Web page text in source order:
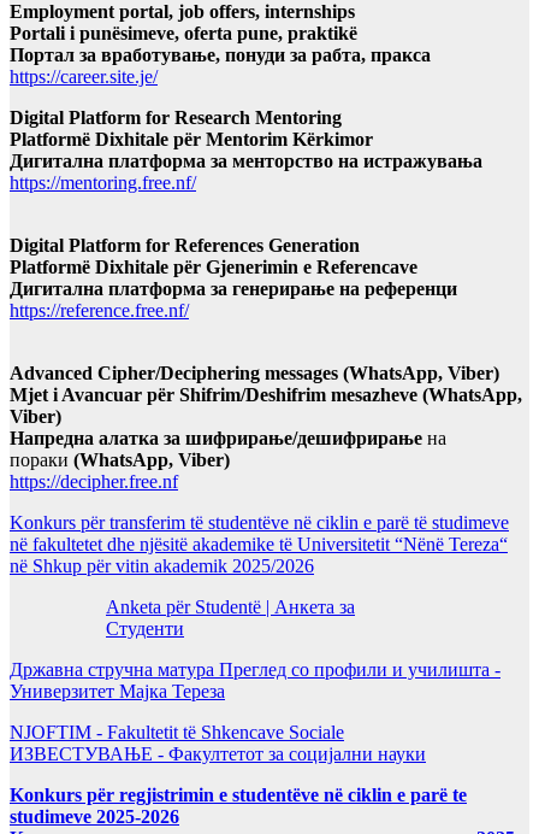
Employment portal, job offers, internships
Portali i punësimeve, oferta pune, praktikë
Портал за вработување, понуди за рабта, пракса
https://career.site.je/
Digital Platform for Research Mentoring
Platformë Dixhitale për Mentorim Kërkimor
Дигитална платформа за менторство на истражувања
https://mentoring.free.nf/
Digital Platform for References Generation
Platformë Dixhitale për Gjenerimin e Referencave
Дигитална платформа за генерирање на референци
https://reference.free.nf/
Advanced Cipher/Deciphering messages (WhatsApp, Viber)
Mjet i Avancuar për Shifrim/Deshifrim mesazheve (WhatsApp,
Viber)
Напредна алатка за шифрирање/дешифрирање на
пораки (WhatsApp, Viber)
https://decipher.free.nf
Konkurs për transferim të studentëve në ciklin e parë të studimeve
në fakultetet dhe njësitë akademike të Universitetit “Nënë Tereza“
në Shkup për vitin akademik 2025/2026
Anketa për Studentë | Анкета за
Студенти
Државна стручна матура Преглед со профили и училишта -
Универзитет Мајка Тереза
NJOFTIM - Fakultetit të Shkencave Sociale
ИЗВЕСТУВАЊЕ - Факултетот за социјални науки
Konkurs për regjistrimin e studentëve në ciklin e parë te
studimeve 2025-2026